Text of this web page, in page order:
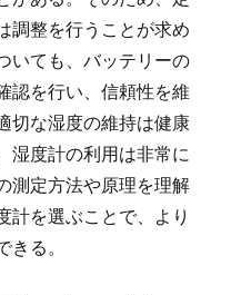
調整を行うことが求め
いても、バッテリーの
認を行い、信頼性を維
切な湿度の維持は健康
湿度計の利用は非常に
測定方法や原理を理解
計を選ぶことで、より
る。